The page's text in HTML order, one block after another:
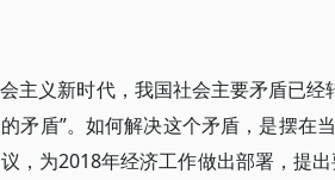
主义新时代，我国社会主要矛盾已
矛盾”。如何解决这个矛盾，是摆在
，为2018年经济工作做出部署，提